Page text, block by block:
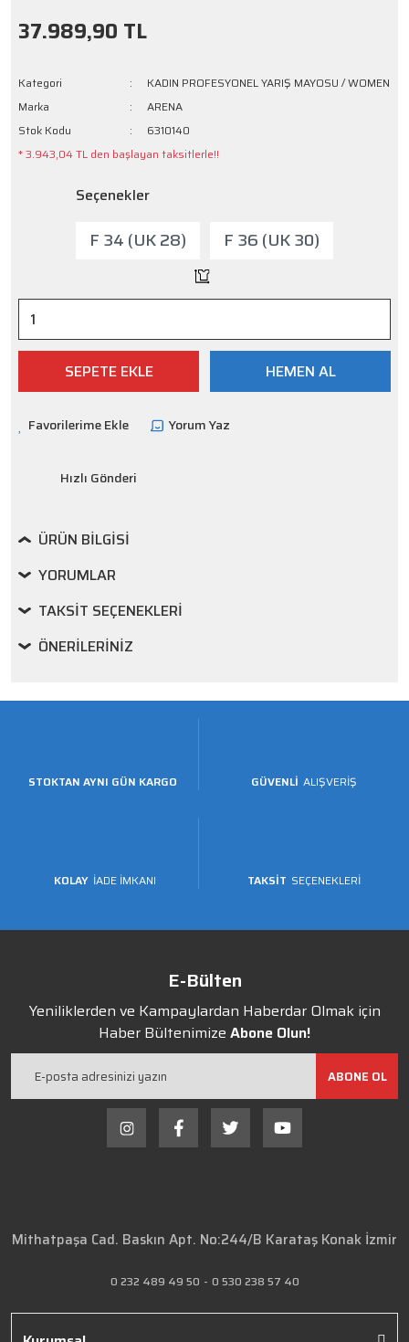
37.989,90 TL
Kategori
KADIN PROFESYONEL YARIŞ MAYOSU / WOMEN
Marka
ARENA
Stok Kodu
6310140
* 3.943,04 TL den başlayan taksitlerle!!
Seçenekler
F 34 (UK 28) F 36 (UK 30)
SEPETE EKLE HEMEN AL
Yorum Yaz
Hızlı Gönderi
ÜRÜN BILGISI
YORUMLAR
TAKSIT SEÇENEKLERI
ÖNERILERINIZ
STOKTAN AYNI GÜN KARGO GÜVENLİ ALIŞVERİŞ
KOLAY İADE İMKANI TAKSİT SEÇENEKLERİ
E-Bülten
Yeniliklerden ve Kampaylardan Haberdar Olmak için
Haber Bültenimize Abone Olun!
ABONE OL
Mithatpaşa Cad. Baskın Apt. No:244/B Karataş Konak İzmir
0 232 489 49 50 - 0 530 238 57 40